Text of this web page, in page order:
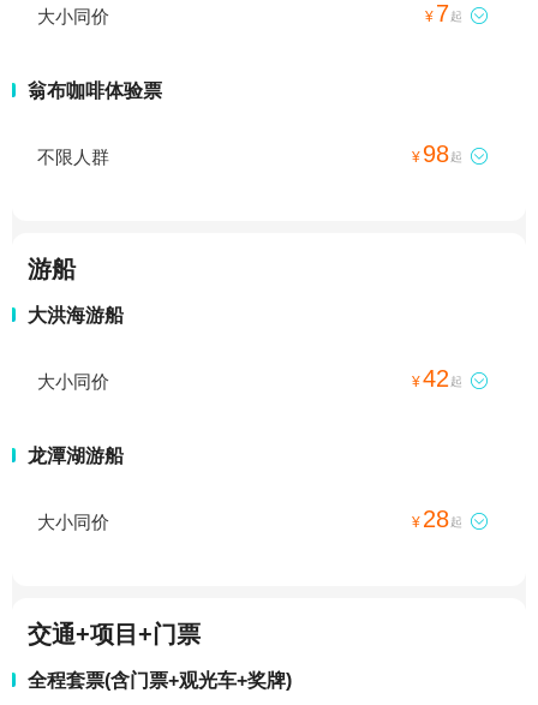
大小同价 ¥ 7起 
翁布咖啡体验票
不限人群 ¥ 98起 
游船
大洪海游船
大小同价 ¥42 起 
龙潭湖游船
大小同价 ¥ 28起 
交通+项目+门票
全程套票(含门票+观光车+奖牌)